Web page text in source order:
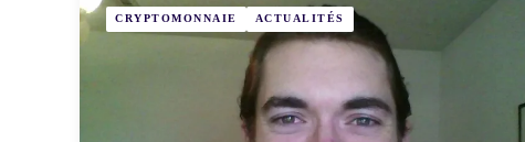
CRYPTOMONNAIE ACTUALITÉS